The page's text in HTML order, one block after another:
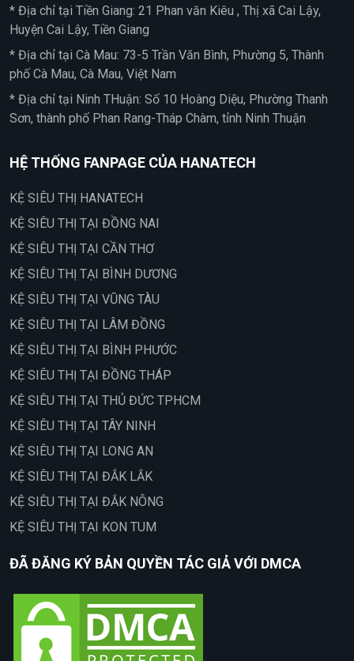
* Địa chỉ tại Tiền Giang: 21 Phan văn Kiêu , Thị xã Cai Lậy,
Huyện Cai Lậy, Tiền Giang
* Địa chỉ tại Cà Mau: 73-5 Trần Văn Bình, Phường 5, Thành
phố Cà Mau, Cà Mau, Việt Nam
* Địa chỉ tại Ninh THuận: Số 10 Hoàng Diệu, Phường Thanh
Sơn, thành phố Phan Rang-Tháp Chàm, tỉnh Ninh Thuận
HỆ THỐNG FANPAGE CỦA HANATECH
KỆ SIÊU THỊ HANATECH
KỆ SIÊU THỊ TẠI ĐỒNG NAI
KỆ SIÊU THỊ TẠI CẦN THƠ
KỆ SIÊU THỊ TẠI BÌNH DƯƠNG
KỆ SIÊU THỊ TẠI VŨNG TÀU
KỆ SIÊU THỊ TẠI LÂM ĐỒNG
KỆ SIÊU THỊ TẠI BÌNH PHƯỚC
KỆ SIÊU THỊ TẠI ĐỒNG THÁP
KỆ SIÊU THỊ TẠI THỦ ĐỨC TPHCM
KỆ SIÊU THỊ TẠI TÂY NINH
KỆ SIÊU THỊ TẠI LONG AN
KỆ SIÊU THỊ TẠI ĐẮK LẮK
KỆ SIÊU THỊ TẠI ĐẮK NÔNG
KỆ SIÊU THỊ TẠI KON TUM
ĐÃ ĐĂNG KÝ BẢN QUYỀN TÁC GIẢ VỚI DMCA